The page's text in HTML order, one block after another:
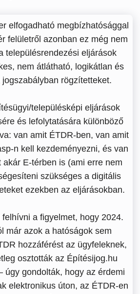
elfogadható megbízhatósággal
felületről azonban ez még nem
településrendezési eljárások
nem átlátható, logikátlan és
jogszabályban rögzítetteket.
településképi eljárások
és lefolytatására különböző
van amit ÉTDR-ben, van amit
n kell kezdeményezni, és van
akár E-térben is (ami erre nem
szükséges a digitális
ezekben az eljárásokban.
a figyelmet, hogy 2024.
már azok a hatóságok sem
hozzáférést az ügyfeleknek,
osztották az Építésijog.hu
úgy gondolták, hogy az érdemi
elektronikus úton, az ÉTDR-en